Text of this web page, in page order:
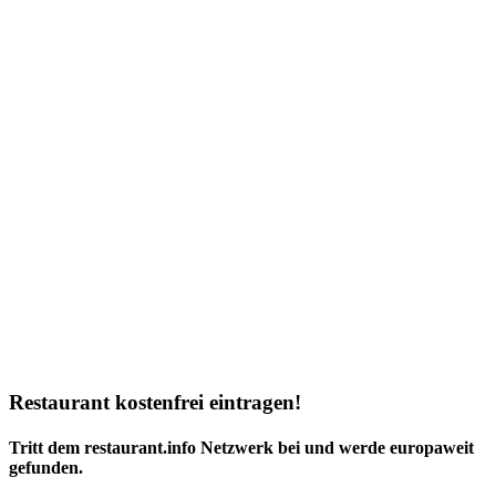
Restaurant kostenfrei eintragen!
Tritt dem restaurant.info Netzwerk bei und werde europaweit
gefunden.